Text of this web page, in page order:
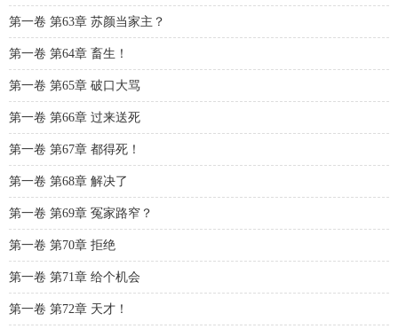
第一卷 第63章 苏颜当家主？
第一卷 第64章 畜生！
第一卷 第65章 破口大骂
第一卷 第66章 过来送死
第一卷 第67章 都得死！
第一卷 第68章 解决了
第一卷 第69章 冤家路窄？
第一卷 第70章 拒绝
第一卷 第71章 给个机会
第一卷 第72章 天才！